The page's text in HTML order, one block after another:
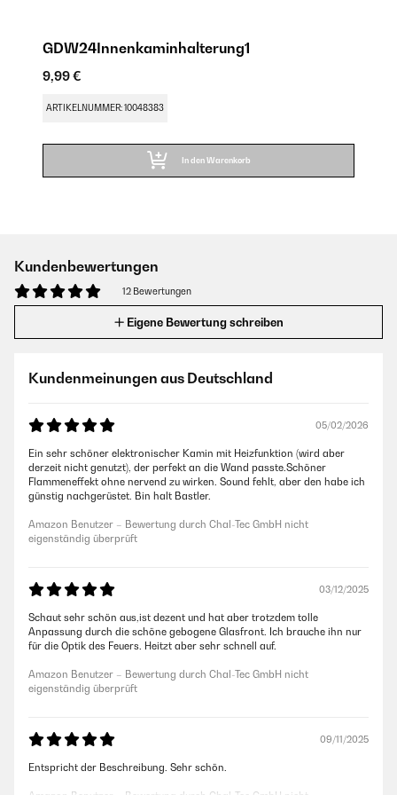
GDW24Innenkaminhalterung1
9,99 €
ARTIKELNUMMER: 10048383
In den Warenkorb
Kundenbewertungen
12 Bewertungen
Eigene Bewertung schreiben
Kundenmeinungen aus Deutschland
05/02/2026
Ein sehr schöner elektronischer Kamin mit Heizfunktion (wird aber
derzeit nicht genutzt), der perfekt an die Wand passte.Schöner
Flammeneffekt ohne nervend zu wirken. Sound fehlt, aber den habe ich
günstig nachgerüstet. Bin halt Bastler.
Amazon Benutzer – Bewertung durch Chal-Tec GmbH nicht
eigenständig überprüft
03/12/2025
Schaut sehr schön aus,ist dezent und hat aber trotzdem tolle
Anpassung durch die schöne gebogene Glasfront. Ich brauche ihn nur
für die Optik des Feuers. Heitzt aber sehr schnell auf.
Amazon Benutzer – Bewertung durch Chal-Tec GmbH nicht
eigenständig überprüft
09/11/2025
Entspricht der Beschreibung. Sehr schön.